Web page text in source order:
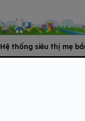
Hệ thống siêu thị mẹ